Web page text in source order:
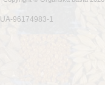
UA-96174983-1